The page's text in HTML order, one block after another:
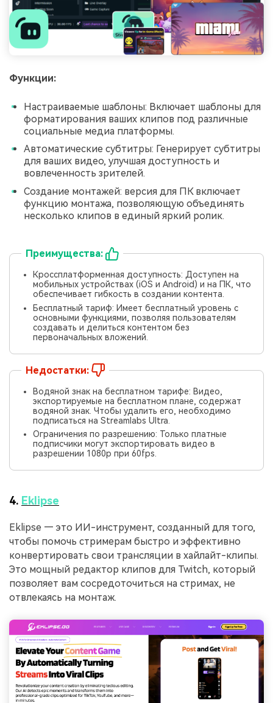
Функции:
Настраиваемые шаблоны: Включает шаблоны для
форматирования ваших клипов под различные
социальные медиа платформы.
Автоматические субтитры: Генерирует субтитры
для ваших видео, улучшая доступность и
вовлеченность зрителей.
Создание монтажей: версия для ПК включает
функцию монтажа, позволяющую объединять
несколько клипов в единый яркий ролик.
Преимущества:
Кроссплатформенная доступность: Доступен на
мобильных устройствах (iOS и Android) и на ПК, что
обеспечивает гибкость в создании контента.
Бесплатный тариф: Имеет бесплатный уровень с
основными функциями, позволяя пользователям
создавать и делиться контентом без
первоначальных вложений.
Недостатки:
Водяной знак на бесплатном тарифе: Видео,
экспортируемые на бесплатном плане, содержат
водяной знак. Чтобы удалить его, необходимо
подписаться на Streamlabs Ultra.
Ограничения по разрешению: Только платные
подписчики могут экспортировать видео в
разрешении 1080p при 60fps.
4. Eklipse
Eklipse — это ИИ-инструмент, созданный для того,
чтобы помочь стримерам быстро и эффективно
конвертировать свои трансляции в хайлайт-клипы.
Это мощный редактор клипов для Twitch, который
позволяет вам сосредоточиться на стримах, не
отвлекаясь на монтаж.